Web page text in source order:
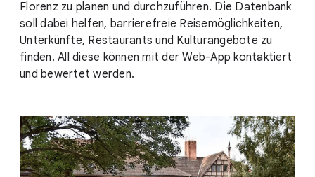
Florenz zu planen und durchzuführen. Die Datenbank
soll dabei helfen, barrierefreie Reisemöglichkeiten,
Unterkünfte, Restaurants und Kulturangebote zu
finden. All diese können mit der Web-App kontaktiert
und bewertet werden.